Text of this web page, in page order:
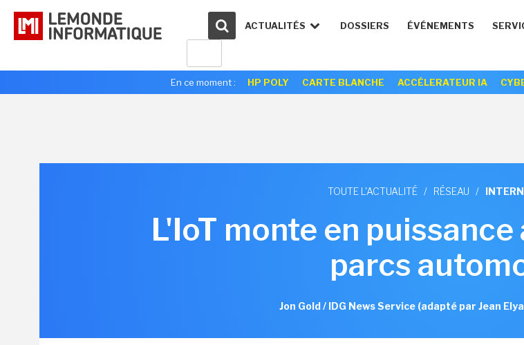
ACTUALITÉS DOSSIERS ÉVÉNEMENTS
En ce moment : HP POLY CARTE BLANCHE ACCÉLERATEUR IA
TOUTE L'ACTUALITÉ / RÉSEAU /
L'IoT monte en
parcs
Jon Gold / IDG News Service (adapté par Jean